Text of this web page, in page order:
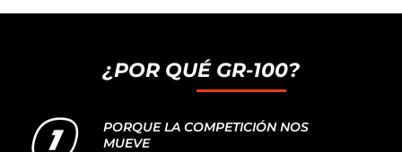
¿POR QUÉ GR-100?
PORQUE LA COMPETICIÓN NOS
MUEVE